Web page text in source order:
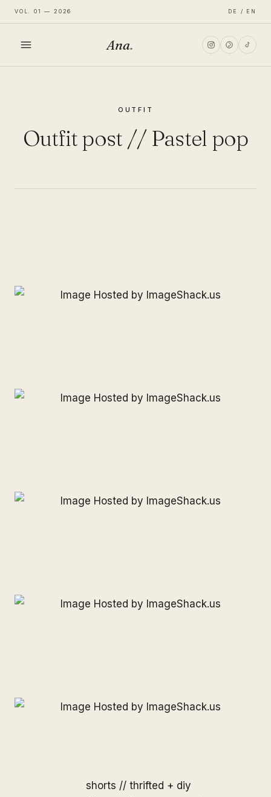
VOL. 01 — 2026 DE / EN
Ana.
OUTFIT
Outfit post // Pastel pop
shorts // thrifted + diy